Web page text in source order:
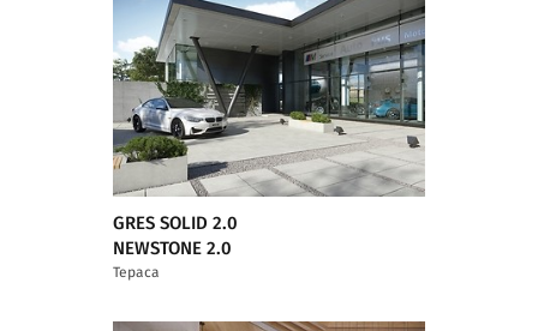
GRES SOLID 2.0
NEWSTONE 2.0
Тераса